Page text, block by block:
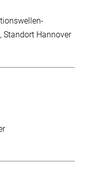
Standort Hannover